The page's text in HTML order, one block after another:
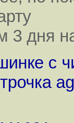
3 дня
с